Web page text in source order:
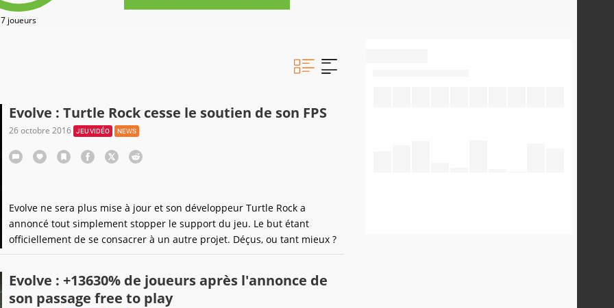
7 joueurs
Evolve : Turtle Rock cesse le soutien de son FPS
26 octobre 2016 JEU VIDÉO NEWS
Evolve ne sera plus mise à jour et son développeur Turtle Rock a
annoncé tout simplement stopper le support du jeu. Le but étant
officiellement de se consacrer à un autre projet. Déçus, ou tant mieux ?
Evolve : +13630% de joueurs après l'annonce de
son passage free to play